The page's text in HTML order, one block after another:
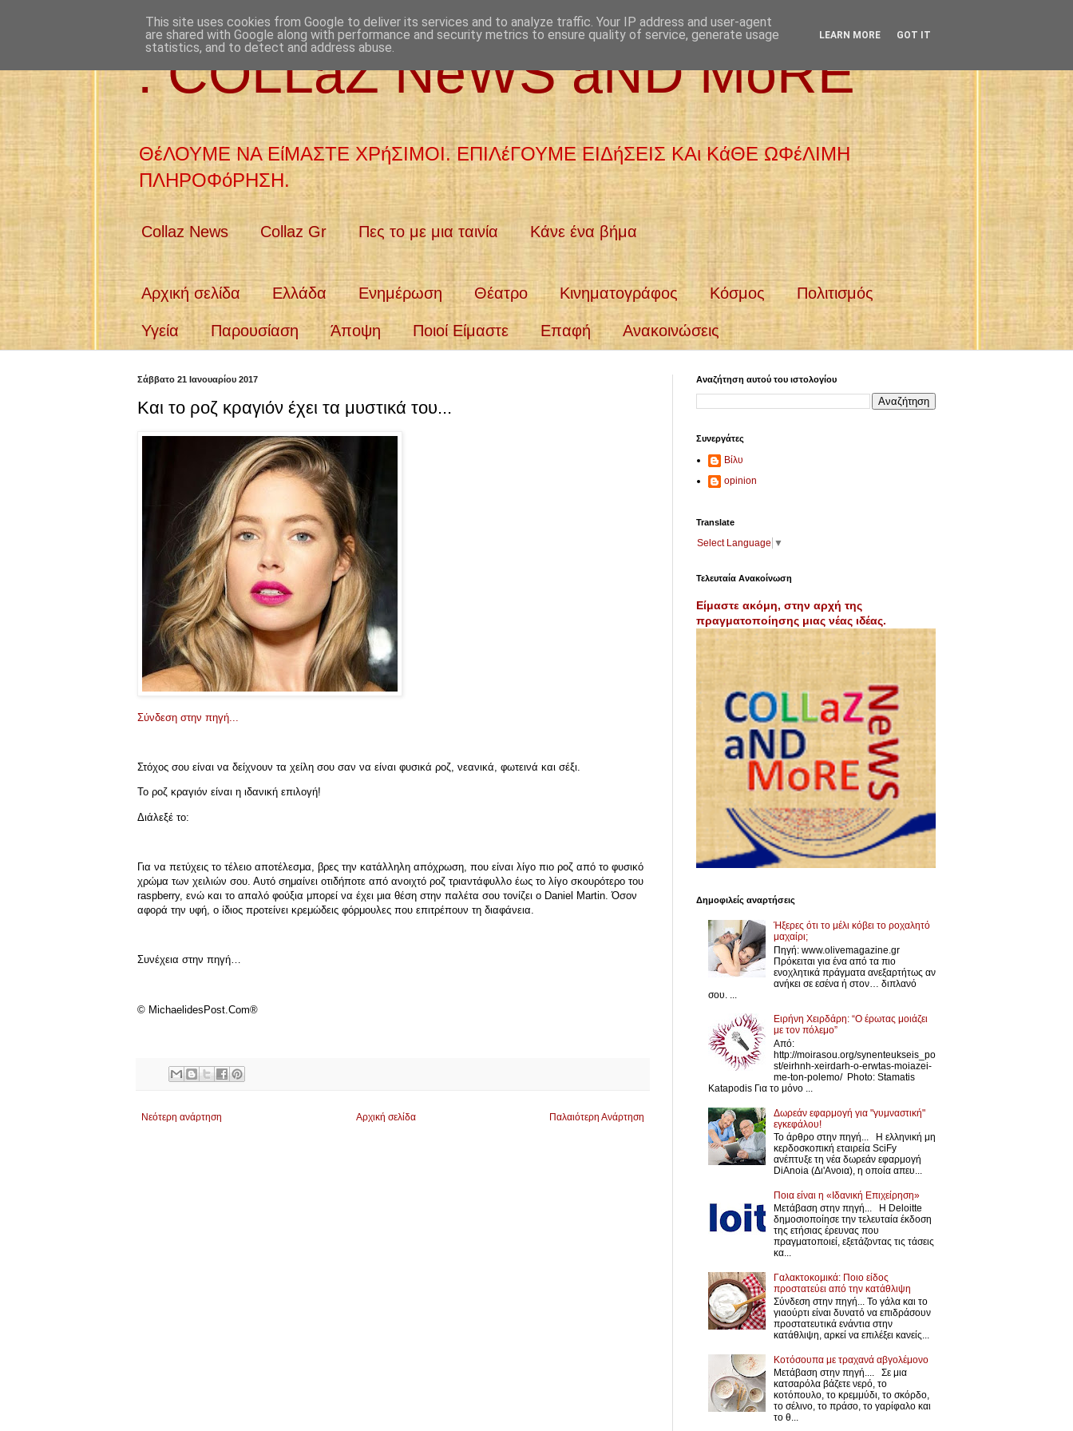
: COLLaZ NeWS aND MoRE
ΘέΛΟΥΜΕ ΝΑ ΕίΜΑΣΤΕ ΧΡήΣΙΜΟΙ. ΕΠΙΛέΓΟΥΜΕ ΕΙΔήΣΕΙΣ ΚΑι ΚάΘΕ ΩΦέΛΙΜΗ
ΠΛΗΡΟΦόΡΗΣΗ.
Collaz News Collaz Gr Πες το με μια ταινία Κάνε ένα βήμα
Αρχική σελίδα Ελλάδα Ενημέρωση Θέατρο Κινηματογράφος Κόσμος Πολιτισμός
Υγεία Παρουσίαση Άποψη Ποιοί Είμαστε Επαφή Ανακοινώσεις
Σάββατο 21 Ιανουαρίου 2017
Και το ροζ κραγιόν έχει τα μυστικά του...
Σύνδεση στην πηγή...
Στόχος σου είναι να δείχνουν τα χείλη σου σαν να είναι φυσικά ροζ, νεανικά, φωτεινά και σέξι.
Το ροζ κραγιόν είναι η ιδανική επιλογή!
Διάλεξέ το:
Για να πετύχεις το τέλειο αποτέλεσμα, βρες την κατάλληλη απόχρωση, που είναι λίγο πιο ροζ από το φυσικό
χρώμα των χειλιών σου. Αυτό σημαίνει οτιδήποτε από ανοιχτό ροζ τριαντάφυλλο έως το λίγο σκουρότερο του
raspberry, ενώ και το απαλό φούξια μπορεί να έχει μια θέση στην παλέτα σου τονίζει ο Daniel Martin. Όσον
αφορά την υφή, ο ίδιος προτείνει κρεμώδεις φόρμουλες που επιτρέπουν τη διαφάνεια.
Συνέχεια στην πηγή…
© MichaelidesPost.Com®
Νεότερη ανάρτηση Παλαιότερη Ανάρτηση
Αρχική σελίδα
Αναζήτηση αυτού του ιστολογίου
Συνεργάτες
Βίλυ
opinion
Translate
Select Language ▼
Τελευταία Ανακοίνωση
Είμαστε ακόμη, στην αρχή της
πραγματοποίησης μιας νέας ιδέας.
Δημοφιλείς αναρτήσεις
Ήξερες ότι το μέλι κόβει το ροχαλητό
μαχαίρι;
Πηγή: www.olivemagazine.gr
Πρόκειται για ένα από τα πιο
ενοχλητικά πράγματα ανεξαρτήτως αν
ανήκει σε εσένα ή στον… διπλανό
σου. ...
Ειρήνη Χειρδάρη: “Ο έρωτας μοιάζει
με τον πόλεμο”
Από:
http://moirasou.org/synenteukseis_po
st/eirhnh-xeirdarh-o-erwtas-moiazei-
me-ton-polemo/ Photo: Stamatis
Katapodis Για το μόνο ...
Δωρεάν εφαρμογή για "γυμναστική"
εγκεφάλου!
Το άρθρο στην πηγή... Η ελληνική μη
κερδοσκοπική εταιρεία SciFy
ανέπτυξε τη νέα δωρεάν εφαρμογή
DiAnoia (Δι'Ανοια), η οποία απευ...
Ποια είναι η «Ιδανική Επιχείρηση»
Μετάβαση στην πηγή... Η Deloitte
δημοσιοποίησε την τελευταία έκδοση
της ετήσιας έρευνας που
πραγματοποιεί, εξετάζοντας τις τάσεις
κα...
Γαλακτοκομικά: Ποιο είδος
προστατεύει από την κατάθλιψη
Σύνδεση στην πηγή... Το γάλα και το
γιαούρτι είναι δυνατό να επιδράσουν
προστατευτικά ενάντια στην
κατάθλιψη, αρκεί να επιλέξει κανείς...
Κοτόσουπα με τραχανά αβγολέμονο
Μετάβαση στην πηγή.... Σε μια
κατσαρόλα βάζετε νερό, το
κοτόπουλο, το κρεμμύδι, το σκόρδο,
το σέλινο, το πράσο, το γαρίφαλο και
το θ...
This site uses cookies from Google to deliver its services and to analyze traffic. Your IP address and user-agent
are shared with Google along with performance and security metrics to ensure quality of service, generate usage
statistics, and to detect and address abuse.
LEARN MORE GOT IT